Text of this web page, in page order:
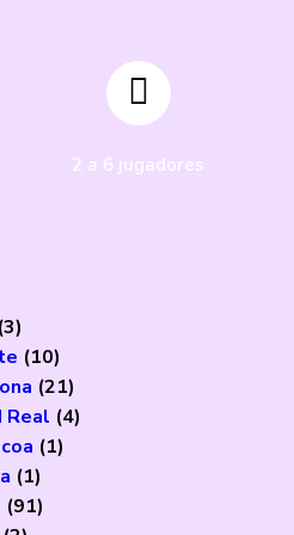
2 a 6 jugadores
(3)
(10)
(21)
Real (4)
(1)
(1)
(91)